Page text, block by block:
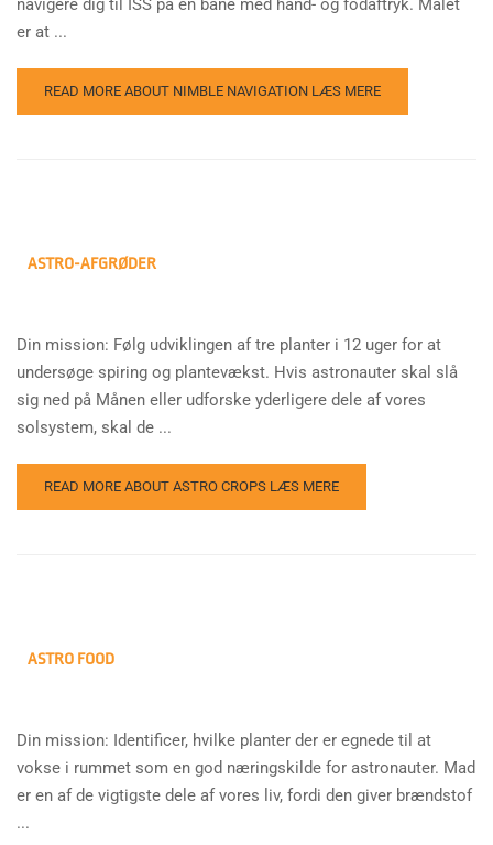
navigere dig til ISS på en bane med hånd- og fodaftryk. Målet
er at ...
READ MORE ABOUT NIMBLE NAVIGATION LÆS MERE
ASTRO-AFGRØDER
Din mission: Følg udviklingen af tre planter i 12 uger for at
undersøge spiring og plantevækst. Hvis astronauter skal slå
sig ned på Månen eller udforske yderligere dele af vores
solsystem, skal de ...
READ MORE ABOUT ASTRO CROPS LÆS MERE
ASTRO FOOD
Din mission: Identificer, hvilke planter der er egnede til at
vokse i rummet som en god næringskilde for astronauter. Mad
er en af de vigtigste dele af vores liv, fordi den giver brændstof
...